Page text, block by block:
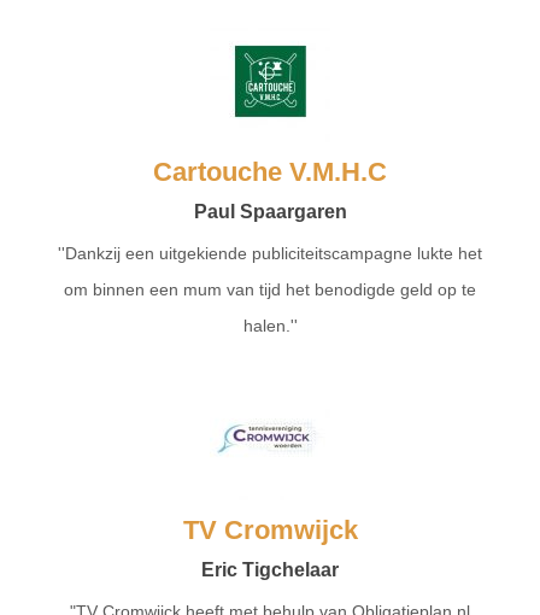
Cartouche V.M.H.C
Paul Spaargaren
''Dankzij een uitgekiende publiciteitscampagne lukte het
om binnen een mum van tijd het benodigde geld op te
halen.''
TV Cromwijck
Eric Tigchelaar